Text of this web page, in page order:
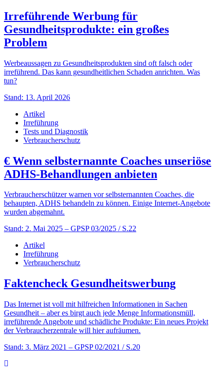
Irreführende Werbung für
Gesundheitsprodukte: ein großes
Problem
Werbeaussagen zu Gesundheitsprodukten sind oft falsch oder
irreführend. Das kann gesundheitlichen Schaden anrichten. Was
tun?
Stand: 13. April 2026
Artikel
Irreführung
Tests und Diagnostik
Verbraucherschutz
€ Wenn selbsternannte Coaches unseriöse
ADHS-Behandlungen anbieten
Verbraucherschützer warnen vor selbsternannten Coaches, die
behaupten, ADHS behandeln zu können. Einige Internet-Angebote
wurden abgemahnt.
Stand: 2. Mai 2025 – GPSP 03/2025 / S.22
Artikel
Irreführung
Verbraucherschutz
Faktencheck Gesundheitswerbung
Das Internet ist voll mit hilfreichen Informationen in Sachen
Gesundheit – aber es birgt auch jede Menge Informationsmüll,
irreführende Angebote und schädliche Produkte: Ein neues Projekt
der Verbraucherzentrale will hier aufräumen.
Stand: 3. März 2021 – GPSP 02/2021 / S.20